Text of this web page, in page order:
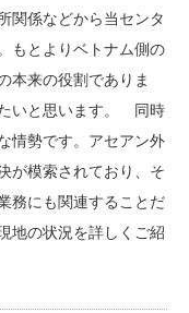
関係などから当センタ
もとよりベトナム側の
本来の役割でありま
いと思います。 同時
情勢です。アセアン外
が模索されており、そ
務にも関連することだ
地の状況を詳しくご紹